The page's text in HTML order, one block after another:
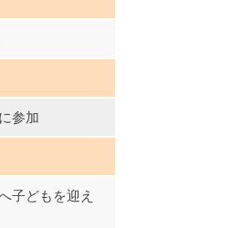
参加
子どもを迎え